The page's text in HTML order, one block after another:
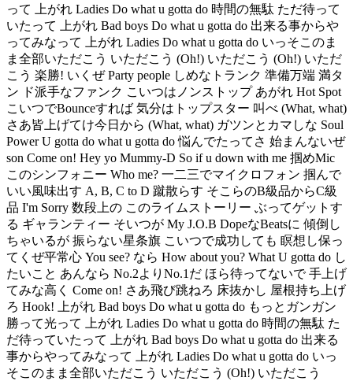
って 上がれ Ladies Do what u gotta do 時間の無駄 ただ待って
いたって 上がれ Bad boys Do what u gotta do 出来る事からや
ってみなって 上がれ Ladies Do what u gotta do いっそこのま
ま全部いただこう いただこう (Oh!) いただこう (Oh!) いただ
こう 楽勝! いくぜ Party people しめなトランク 準備万端 満タ
ン ド派手なファンク こいつはノンストップ あがれ Hot Spot
こいつでBounceすれば 気分はトップスター 叫べ (What, what)
さあ皆上げてけ今日から (What, what) ガツンとカマしな Soul
Power U gotta do what u gotta do 悩んでたってさ 始まんないぜ
son Come on! Hey yo Mummy-D So if u down with me 掴めMic
このシンフォニー Who me? 一二三でマイクロフォン 掴んで
いい風味出す A, B, C to D 蹴散らす そこらのB級品からC級
品 I'm Sorry 数段上の このライムストーリー ぶってゲットす
る ギャランティー そいつが My J.O.B DopeなBeatsに 傾倒し
ちゃいるが 振らない星条旗 こいつで成功しても 瞑想し保っ
てくぜ平常心 You see? なら How about you? What U gotta do し
たいこと あんなら No.2よりNo.1だ ほら待ってないで 手上げ
てみな高く Come on! さあ飛び跳ねろ 床抜かし 屋根持ち上げ
ろ Hook! 上がれ Bad boys Do what u gotta do もっとガンガン
勝って光って 上がれ Ladies Do what u gotta do 時間の無駄 た
だ待っていたって 上がれ Bad boys Do what u gotta do 出来る
事からやってみなって 上がれ Ladies Do what u gotta do いっ
そこのまま全部いただこう いただこう (Oh!) いただこう